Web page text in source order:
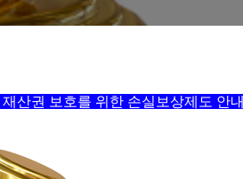
산권 보호를 위한 손실보상제도 안내